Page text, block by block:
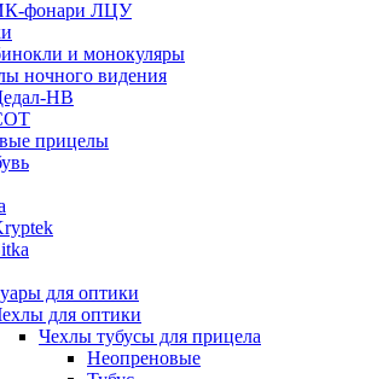
фонари ЛЦУ
и монокуляры
ночного видения
НВ
прицелы
для оптики
для оптики
Чехлы тубусы для прицела
Неопреновые